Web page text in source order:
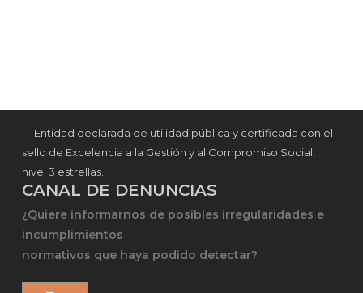
Entidad declarada de utilidad pública y certificada con el
sello de Excelencia a la Gestión y al Compromiso Social,
nivel 3 estrellas.
CANAL DE DENUNCIAS
¿Quiere informarnos de posibles irregularidades e
incumplimientos
normativos que haya podido detectar?